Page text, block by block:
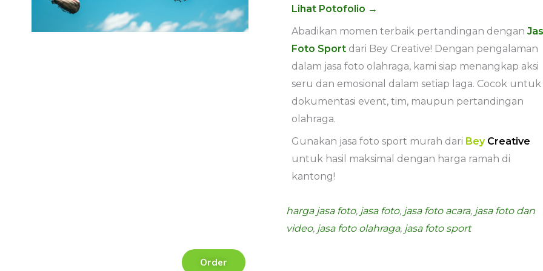
Lihat Potofolio →
Abadikan momen terbaik pertandingan dengan
Foto Sport dari Bey Creative! Dengan pengalaman
dalam jasa foto olahraga, kami siap menangkap aksi
seru dan emosional dalam setiap laga. Cocok untuk
dokumentasi event, tim, maupun pertandingan
olahraga.
Gunakan jasa foto sport murah dari Bey Creative
untuk hasil maksimal dengan harga ramah di
kantong!
harga jasa foto, jasa foto, jasa foto acara, jasa foto dan
video, jasa foto olahraga, jasa foto sport
Order